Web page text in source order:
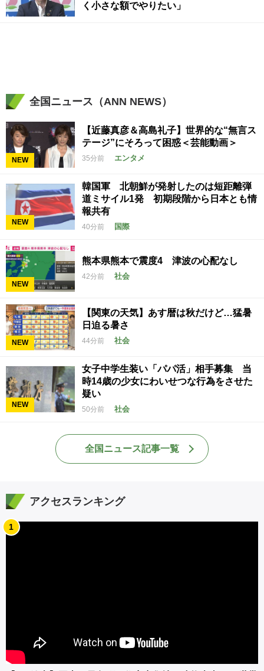
く小さな額でやりたい」
全国ニュース（ANN NEWS）
NEW
【近藤真彦＆高島礼子】世界的な“無言ス
テージ”にそろって困惑＜芸能動画＞
35分前 エンタメ
NEW
韓国軍 北朝鮮が発射したのは短距離弾
道ミサイル1発 初期段階から日本とも情
報共有
40分前 国際
NEW
熊本県熊本で震度4 津波の心配なし
42分前 社会
NEW
【関東の天気】あす暦は秋だけど…猛暑
日迫る暑さ
44分前 社会
NEW
女子中学生装い「パパ活」相手募集 当
時14歳の少女にわいせつな行為をさせた
疑い
50分前 社会
全国ニュース記事一覧
アクセスランキング
1